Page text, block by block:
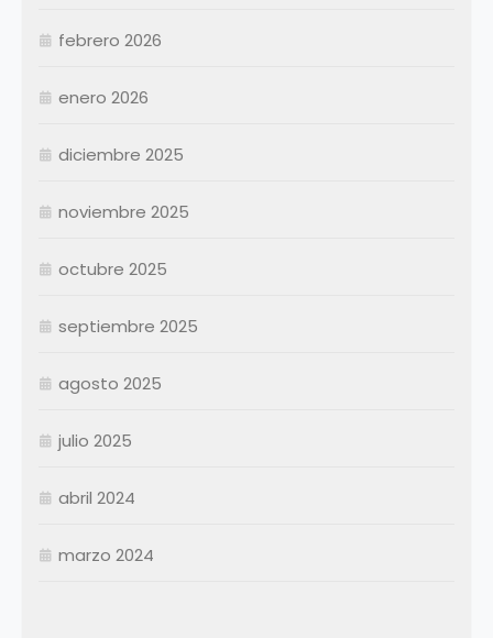
Junio
Agosto
Noviembre
Resumen Permanentes
Junio
Agosto
Noviembre
Resumen Permanentes
febrero 2026
enero 2026
diciembre 2025
noviembre 2025
octubre 2025
septiembre 2025
agosto 2025
julio 2025
abril 2024
marzo 2024